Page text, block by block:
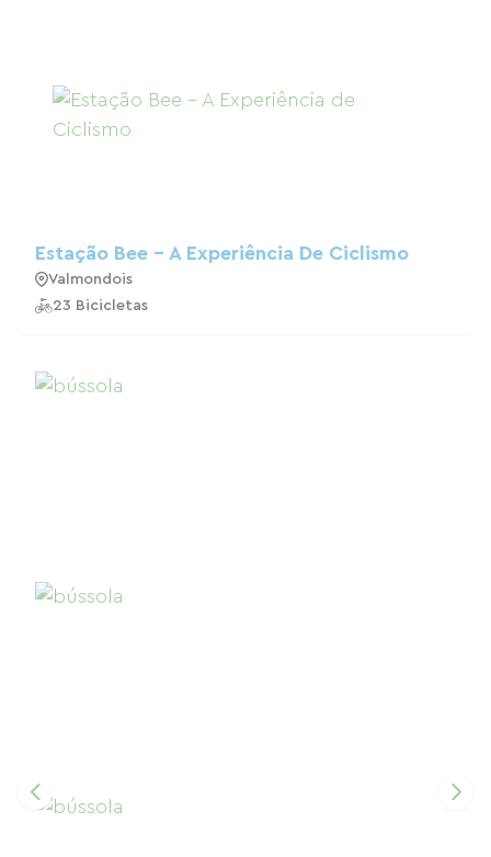
Estação Bee - A Experiência De Ciclismo
Valmondois
23 Bicicletas